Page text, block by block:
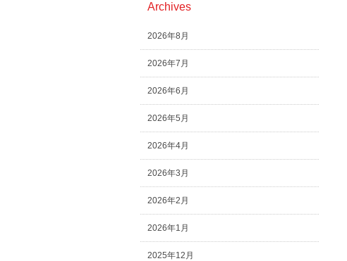
Archives
2026年8月
2026年7月
2026年6月
2026年5月
2026年4月
2026年3月
2026年2月
2026年1月
2025年12月